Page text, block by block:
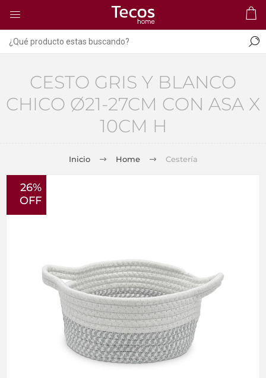
CESTO GRIS Y BLANCO
CHICO Ø21-27CM CON ASA X
10CM H
Inicio Home Cestería
26%
OFF